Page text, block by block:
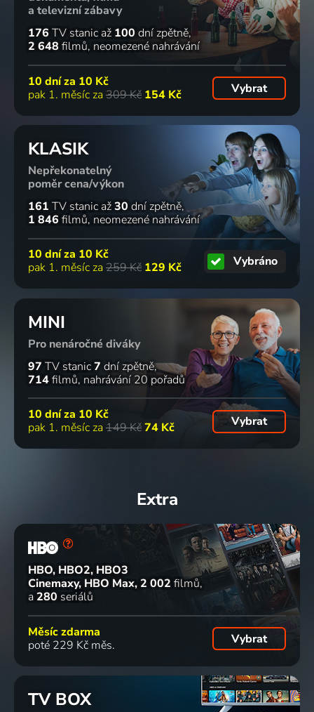
a televizní zábavy
176 TV stanic až 100 dní zpětně
2 648 filmů neomezené nahrávání
10 dní za 10 Kč
pak 1. měsíc za 309 Kč 154 Kč Vybrat
KLASIK
Nepřekonatelný
poměr cena/výkon
161 TV stanic až30 dní zpětně
1 846 filmů neomezené nahrávání
10 dní za 10 Kč
pak 1. měsíc za 259 Kč 129 Kč Vybráno
MINI
Pro nenáročné diváky
97 TV stanic7 dní zpětně
714filmů nahrávání 20 pořadů
10 dní za 10 Kč
pak 1. měsíc za 149 Kč74 Kč Vybrat
Extra
HBO, HBO2, HBO3
Cinemaxy, HBO Max 2 002 filmů
a 280 seriálů
Měsíc zdarma
poté 229 Kč měs.
Vybrat
TV BOX